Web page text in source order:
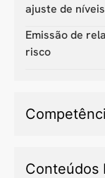
ajuste de
Emissão de
risco
Conteúdos